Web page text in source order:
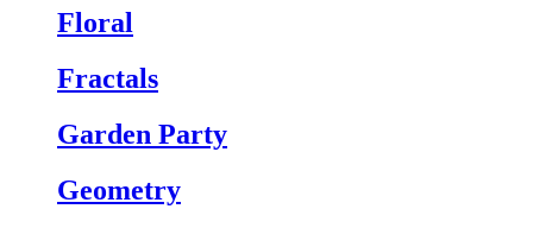
Floral
Fractals
Garden Party
Geometry